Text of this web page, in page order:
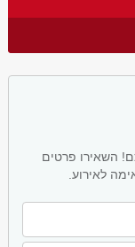
השאירו פרטים
לאירוע.